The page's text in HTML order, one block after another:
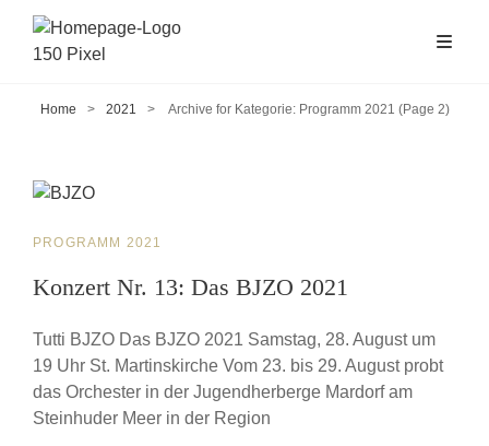
Home > 2021 > Archive for Kategorie: Programm 2021 (Page 2)
CAT
PROGRAMM 2021
Konzert Nr. 13: Das BJZO 2021
Tutti BJZO Das BJZO 2021 Samstag, 28. August um
19 Uhr St. Martinskirche Vom 23. bis 29. August probt
das Orchester in der Jugendherberge Mardorf am
Steinhuder Meer in der Region